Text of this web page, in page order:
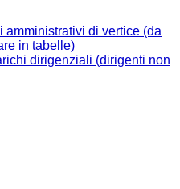
amministrativi di vertice (da
in tabelle)
dirigenziali (dirigenti non